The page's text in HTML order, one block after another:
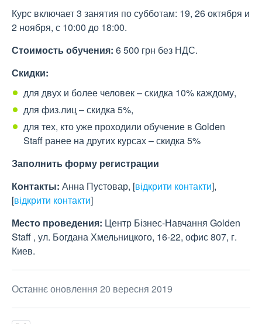
Курс включает 3 занятия по субботам: 19, 26 октября и
2 ноября, с 10:00 до 18:00.
Стоимость обучения: 6 500 грн без НДС.
Скидки:
для двух и более человек – скидка 10% каждому,
для физ.лиц – скидка 5%,
для тех, кто уже проходили обучение в Golden
Staff ранее на других курсах – скидка 5%
Заполнить форму регистрации
Контакты: Анна Пустовар, [відкрити контакти],
[відкрити контакти]
Место проведения: Центр Бізнес-Навчання Golden
Staff , ул. Богдана Хмельницкого, 16-22, офис 807, г.
Киев.
Останнє оновлення 20 вересня 2019